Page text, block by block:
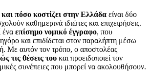
και πόσο κοστίζει στην Ελλάδα είναι δύο
καθημερινά ιδιώτες και επιχειρήσεις.
ένα επίσημο νομικό έγγραφο, που
και επιδίδεται στον παραλήπτη μέσω
Με αυτόν τον τρόπο, ο αποστολέας
τις θέσεις του και προειδοποιεί τον
συνέπειες που μπορεί να ακολουθήσουν.